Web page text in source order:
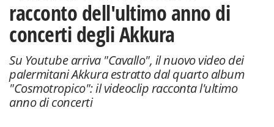
racconto dell'ultimo anno di
concerti degli Akkura
Su Youtube arriva "Cavallo", il nuovo video dei
palermitani Akkura estratto dal quarto album
"Cosmotropico": il videoclip racconta l'ultimo
anno di concerti